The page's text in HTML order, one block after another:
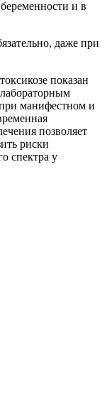
и в
даже при
показан
манифестном и
позволяет
риски
спектра у